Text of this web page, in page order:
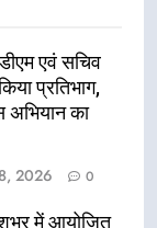
एवं सचिव
प्रतिभाग,
का
2026 0
में आयोजित